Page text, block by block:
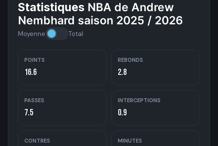
Statistiques NBA de Andrew
Nembhard saison 2025 / 2026
Moyenne Total
POINTS
16.6
REBONDS
2.8
PASSES
7.5
INTERCEPTIONS
0.9
CONTRES MINUTES